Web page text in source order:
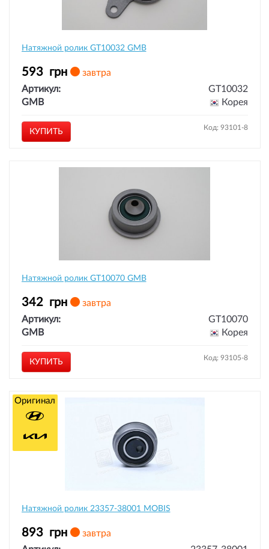
Натяжной ролик GT10032 GMB
593 грн
завтра
Артикул:
GT10032
GMB
Корея
КУПИТЬ Код: 93101-8
Натяжной ролик GT10070 GMB
342 грн
завтра
Артикул:
GT10070
GMB
Корея
КУПИТЬ Код: 93105-8
Натяжной ролик 23357-38001 MOBIS
893 грн
завтра
Оригинал